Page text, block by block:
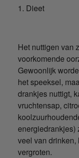
1. Dieet
Het nuttigen van
voorkomende
Gewoonlijk
het speeksel,
drankjes nuttigt,
vruchtensap,
energiedrankjes)
veel van drinken,
vergroten.